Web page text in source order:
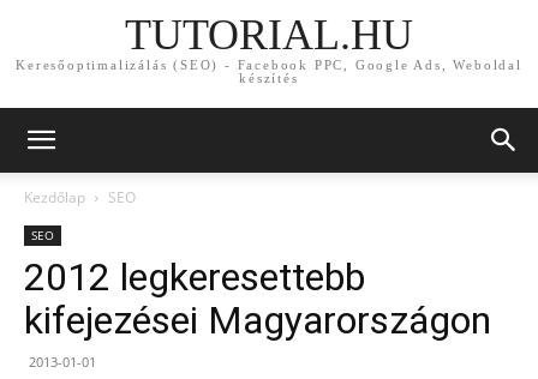
TUTORIAL.HU
Keresőoptimalizálás (SEO) - Facebook PPC, Google Ads, Weboldal
készítés
Kezdőlap SEO
SEO
2012 legkeresettebb
kifejezései Magyarországon
2013-01-01